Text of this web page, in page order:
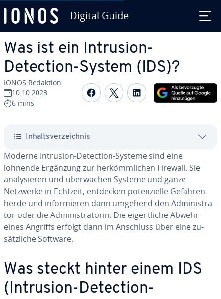
Digital Guide
Was ist ein Intrusion-
Detection-System (IDS)?
IONOS Redaktion
10.10.2023
6 mins
Auf Facebook teilen
Auf Twitter teilen
Auf LinkedIn
In­halts­ver­zeich­nis
Moderne Intrusion-Detection-Systeme sind eine
lohnende Ergänzung zur her­kömm­li­chen Firewall. Sie
ana­ly­sie­ren und über­wa­chen Systeme und ganze
Netzwerke in Echtzeit, entdecken po­ten­zi­el­le Ge­fah­ren­
her­de und in­for­mie­ren dann umgehend den Ad­mi­nis­tra­
tor oder die Ad­mi­nis­tra­to­rin. Die ei­gent­li­che Abwehr
eines Angriffs erfolgt dann im Anschluss über eine zu­
sätz­li­che Software.
Was steckt hinter einem IDS
(Intrusion-Detection-